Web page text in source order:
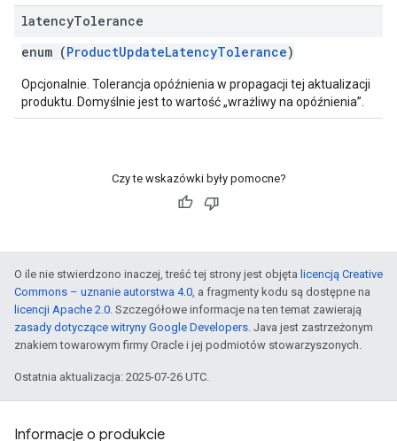
latencyTolerance
enum (ProductUpdateLatencyTolerance)
Opcjonalnie. Tolerancja opóźnienia w propagacji tej aktualizacji
produktu. Domyślnie jest to wartość „wrażliwy na opóźnienia”.
Czy te wskazówki były pomocne?
O ile nie stwierdzono inaczej, treść tej strony jest objęta licencją Creative
Commons – uznanie autorstwa 4.0, a fragmenty kodu są dostępne na
licencji Apache 2.0. Szczegółowe informacje na ten temat zawierają
zasady dotyczące witryny Google Developers. Java jest zastrzeżonym
znakiem towarowym firmy Oracle i jej podmiotów stowarzyszonych.
Ostatnia aktualizacja: 2025-07-26 UTC.
Informacje o produkcie